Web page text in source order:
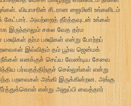
வியாசரின் சீடரான ஜைமினி உங்களிடம்
கேட்பார். அவற்றைத் தீர்த்தவுடன் உங்கள்
இருந்தாலும் சகல வேத தர்ம
பக்ஷிகள் தர்ம பக்ஷிகள் என்று போற்றப்
இவ்விதம் தம் பூர்வ ஜென்மக்
எனக்குச் செய்ய வேண்டிய சேவை
பர்வதத்திற்குச் செல்லுங்கள் என்று
பறவைகள் அங்கி இருக்கின்றன. அங்கு
என்று அனுப்பி வைத்தார்